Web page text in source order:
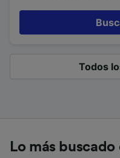
Todos
Lo más buscado